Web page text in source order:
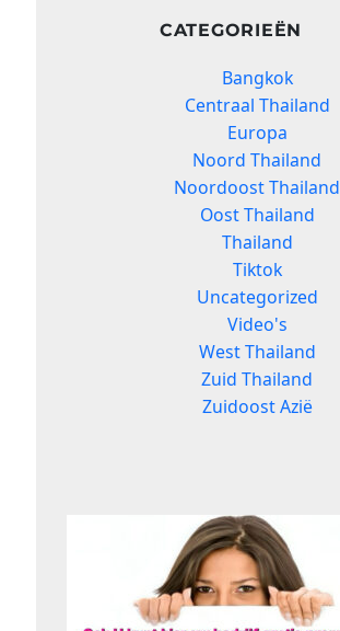
CATEGORIEËN
Bangkok
Centraal Thailand
Europa
Noord Thailand
Noordoost Thailand
Oost Thailand
Thailand
Tiktok
Uncategorized
Video's
West Thailand
Zuid Thailand
Zuidoost Azië